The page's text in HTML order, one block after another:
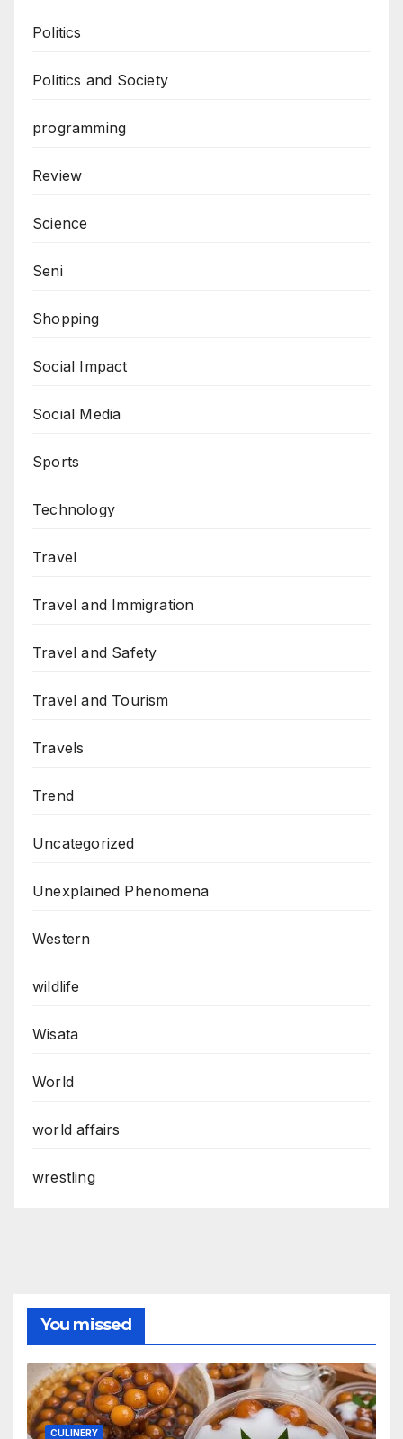
Politics
Politics and Society
programming
Review
Science
Seni
Shopping
Social Impact
Social Media
Sports
Technology
Travel
Travel and Immigration
Travel and Safety
Travel and Tourism
Travels
Trend
Uncategorized
Unexplained Phenomena
Western
wildlife
Wisata
World
world affairs
wrestling
You missed
CULINERY